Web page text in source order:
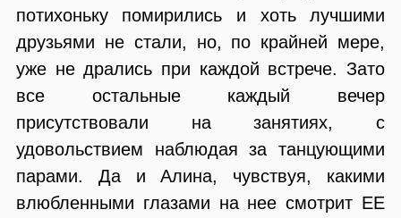
потихоньку помирились и хоть лучшими
друзьями не стали, но, по крайней мере,
уже не дрались при каждой встрече. Зато
все остальные каждый вечер
присутствовали на занятиях, с
удовольствием наблюдая за танцующими
парами. Да и Алина, чувствуя, какими
влюбленными глазами на нее смотрит ЕЕ